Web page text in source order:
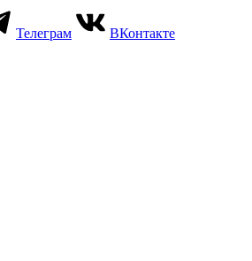
Телеграм
ВКонтакте